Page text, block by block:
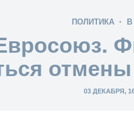
ПОЛИТИКА
03 ДЕКАБРЯ,